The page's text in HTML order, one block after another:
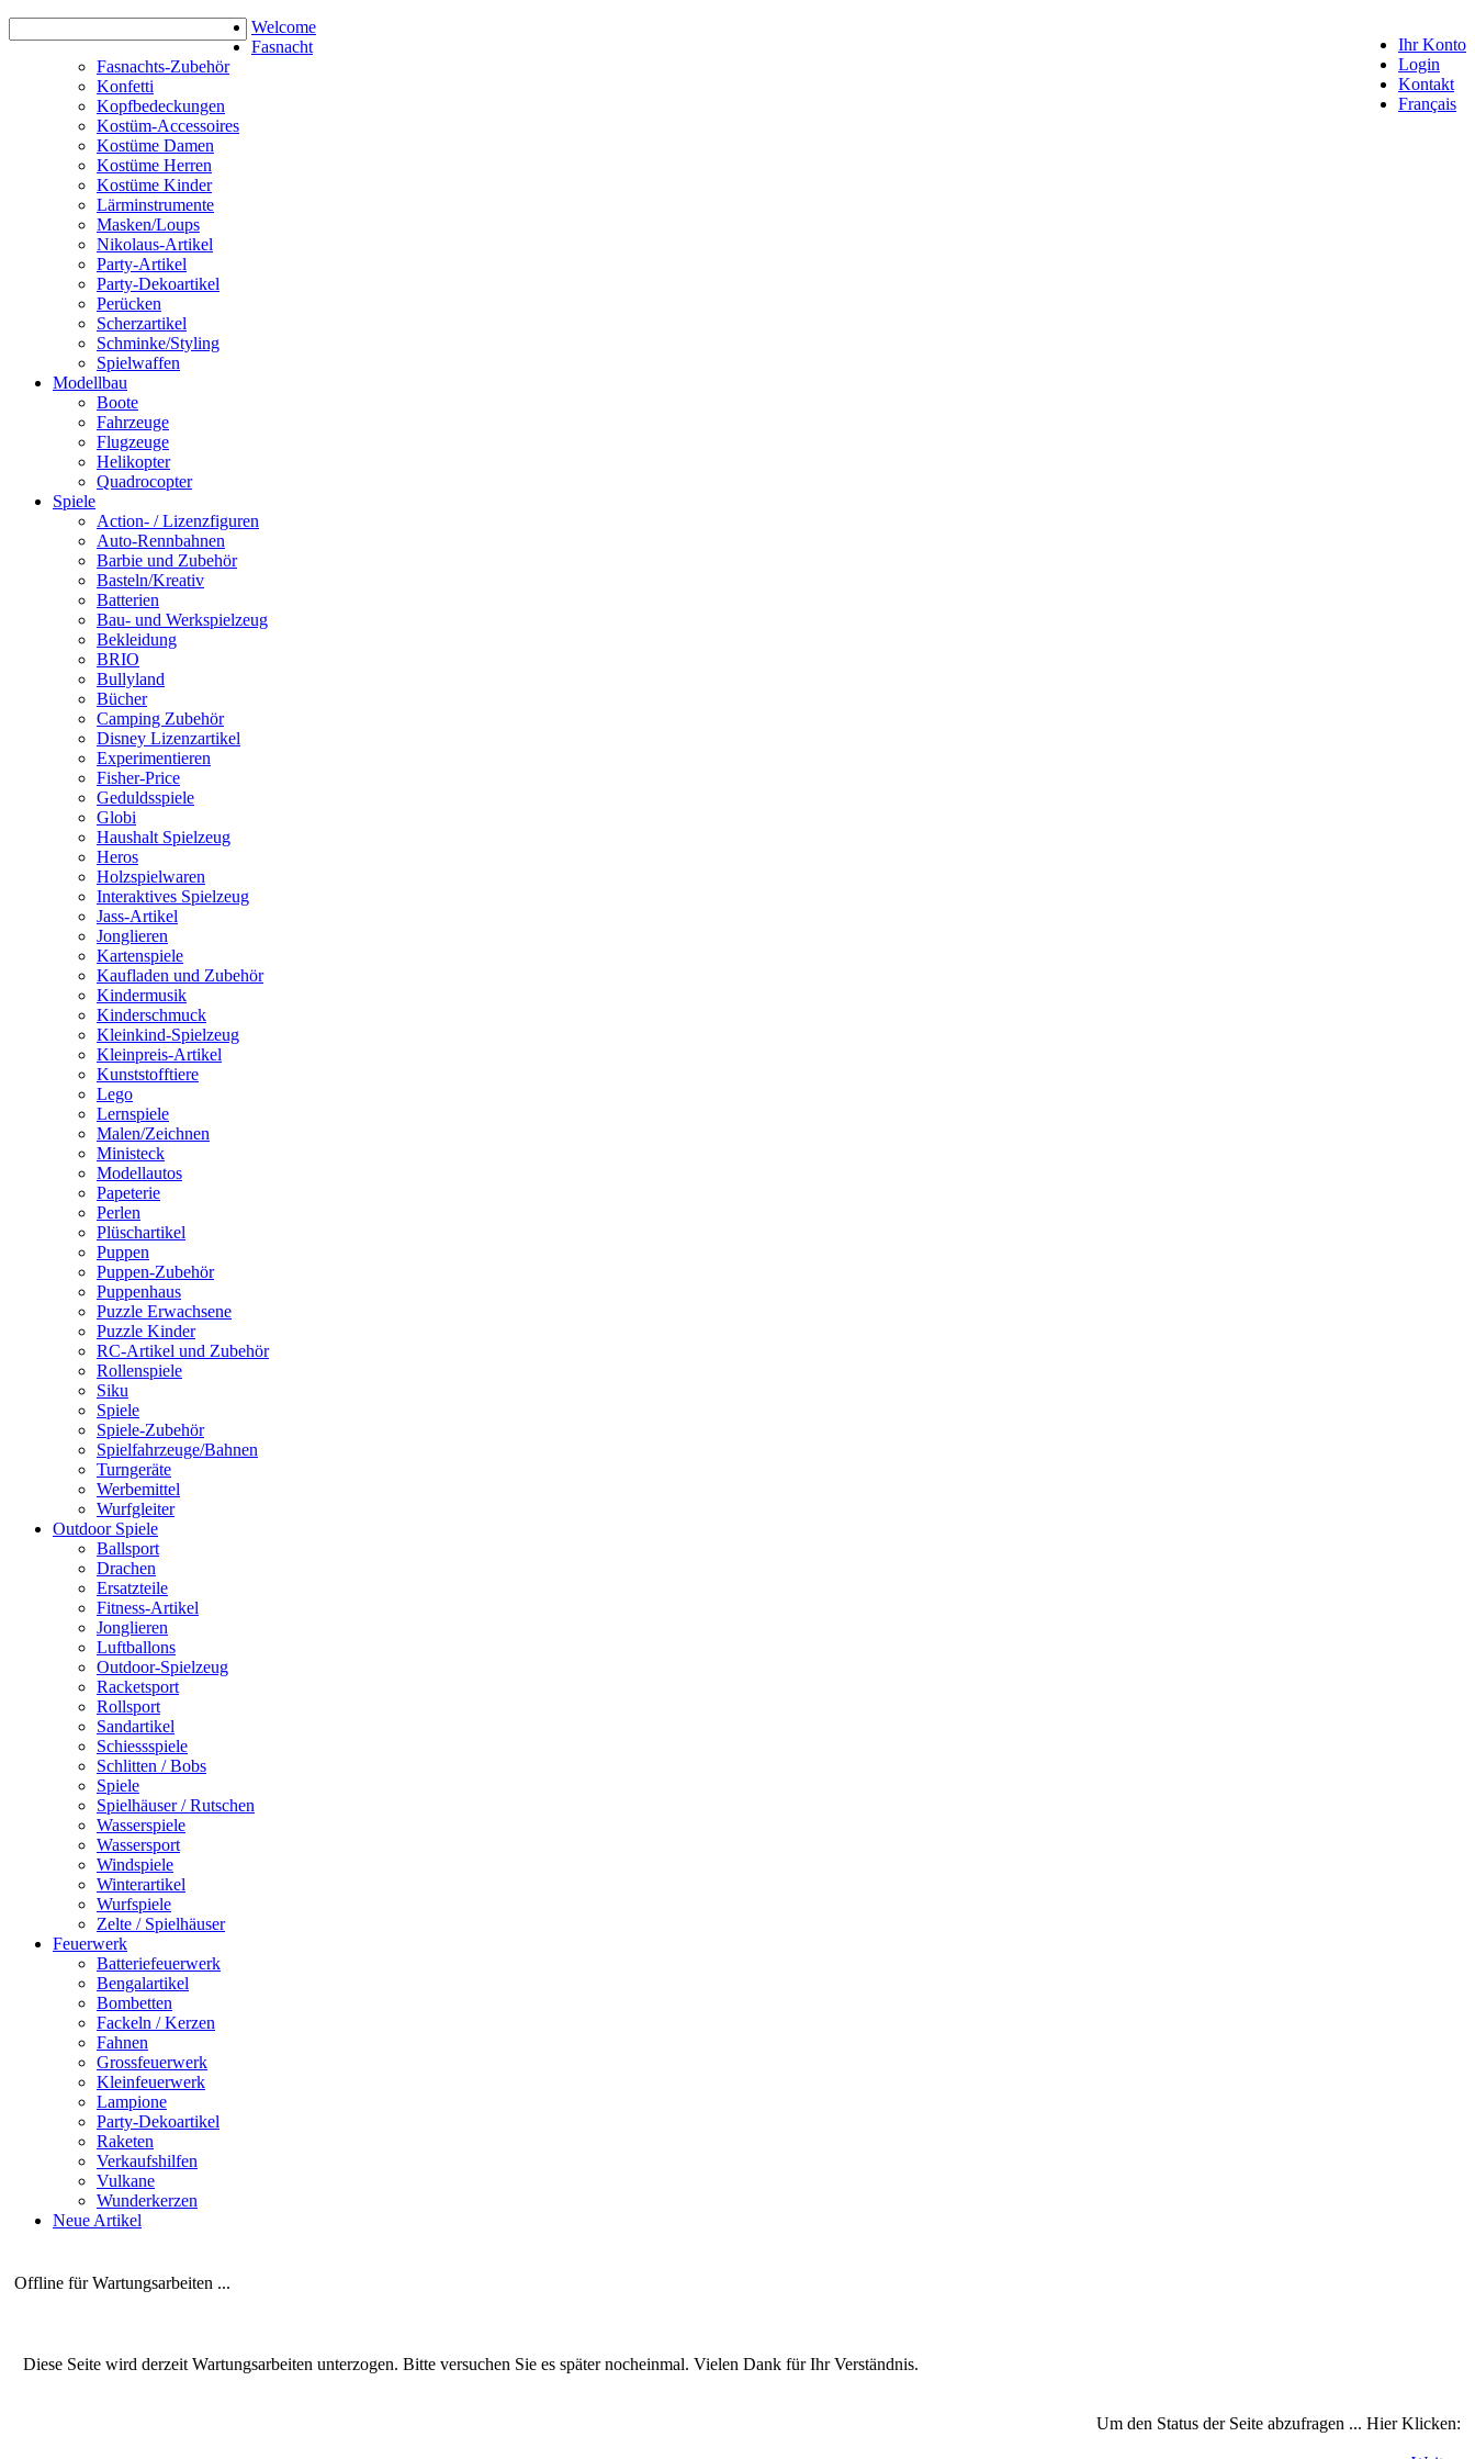
Ihr Konto
Login
Kontakt
Français
Welcome
Fasnacht
Fasnachts-Zubehör
Konfetti
Kopfbedeckungen
Kostüm-Accessoires
Kostüme Damen
Kostüme Herren
Kostüme Kinder
Lärminstrumente
Masken/Loups
Nikolaus-Artikel
Party-Artikel
Party-Dekoartikel
Perücken
Scherzartikel
Schminke/Styling
Spielwaffen
Modellbau
Boote
Fahrzeuge
Flugzeuge
Helikopter
Quadrocopter
Spiele
Action- / Lizenzfiguren
Auto-Rennbahnen
Barbie und Zubehör
Basteln/Kreativ
Batterien
Bau- und Werkspielzeug
Bekleidung
BRIO
Bullyland
Bücher
Camping Zubehör
Disney Lizenzartikel
Experimentieren
Fisher-Price
Geduldsspiele
Globi
Haushalt Spielzeug
Heros
Holzspielwaren
Interaktives Spielzeug
Jass-Artikel
Jonglieren
Kartenspiele
Kaufladen und Zubehör
Kindermusik
Kinderschmuck
Kleinkind-Spielzeug
Kleinpreis-Artikel
Kunststofftiere
Lego
Lernspiele
Malen/Zeichnen
Ministeck
Modellautos
Papeterie
Perlen
Plüschartikel
Puppen
Puppen-Zubehör
Puppenhaus
Puzzle Erwachsene
Puzzle Kinder
RC-Artikel und Zubehör
Rollenspiele
Siku
Spiele
Spiele-Zubehör
Spielfahrzeuge/Bahnen
Turngeräte
Werbemittel
Wurfgleiter
Outdoor Spiele
Ballsport
Drachen
Ersatzteile
Fitness-Artikel
Jonglieren
Luftballons
Outdoor-Spielzeug
Racketsport
Rollsport
Sandartikel
Schiessspiele
Schlitten / Bobs
Spiele
Spielhäuser / Rutschen
Wasserspiele
Wassersport
Windspiele
Winterartikel
Wurfspiele
Zelte / Spielhäuser
Feuerwerk
Batteriefeuerwerk
Bengalartikel
Bombetten
Fackeln / Kerzen
Fahnen
Grossfeuerwerk
Kleinfeuerwerk
Lampione
Party-Dekoartikel
Raketen
Verkaufshilfen
Vulkane
Wunderkerzen
Neue Artikel
Offline für Wartungsarbeiten ...
Diese Seite wird derzeit Wartungsarbeiten unterzogen. Bitte versuchen Sie es später nocheinmal. Vielen Dank für Ihr Verständnis.
Um den Status der Seite abzufragen ... Hier Klicken: